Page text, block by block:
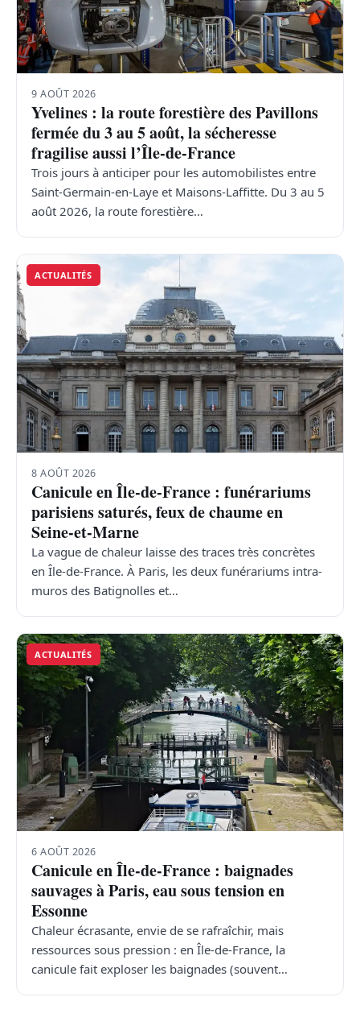
9 AOÛT 2026
Yvelines : la route forestière des Pavillons
fermée du 3 au 5 août, la sécheresse
fragilise aussi l’Île-de-France
Trois jours à anticiper pour les automobilistes entre
Saint-Germain-en-Laye et Maisons-Laffitte. Du 3 au 5
août 2026, la route forestière…
ACTUALITÉS
8 AOÛT 2026
Canicule en Île-de-France : funérariums
parisiens saturés, feux de chaume en
Seine-et-Marne
La vague de chaleur laisse des traces très concrètes
en Île-de-France. À Paris, les deux funérariums intra-
muros des Batignolles et…
ACTUALITÉS
6 AOÛT 2026
Canicule en Île-de-France : baignades
sauvages à Paris, eau sous tension en
Essonne
Chaleur écrasante, envie de se rafraîchir, mais
ressources sous pression : en Île-de-France, la
canicule fait exploser les baignades (souvent…